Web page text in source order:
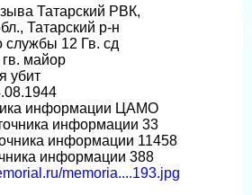
Татарский РВК,
Татарский р-н
службы 12 Гв. сд
майор
убит
информации ЦАМО
информации 33
информации 11458
информации 388
memoria....193.jpg